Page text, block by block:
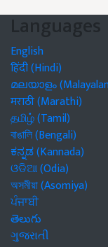
Languages
English
हिंदी (Hindi)
മലയാളം
मराठी (Marathi)
தமிழ் (Tamil)
বাঙালি (Bengali)
ಕನ್ನಡ (Kannada)
ଓଡିଆ (Odia)
অসমীয়া (Asomiya)
ਪੰਜਾਬੀ
తెలుగు
ગુજરાતી